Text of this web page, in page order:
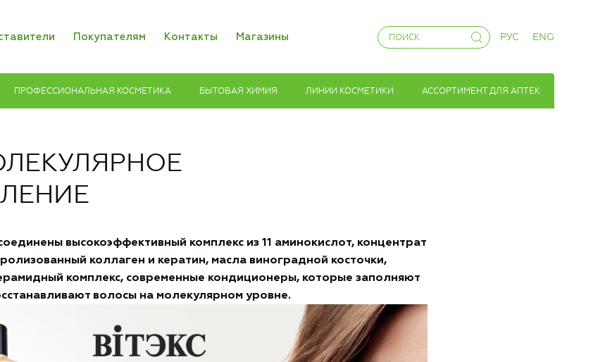
Покупателям Контакты Магазины РУС ENG
ПРОФЕССИОНАЛЬНАЯ КОСМЕТИКА БЫТОВАЯ ХИМИЯ ЛИНИИ КОСМЕТИКИ АССОРТИМЕНТ ДЛЯ АПТЕК
высокоэффективный комплекс из 11 аминокислот, концентрат
коллаген и кератин, масла виноградной косточки,
комплекс, современные кондиционеры, которые заполняют
волосы на молекулярном уровне.